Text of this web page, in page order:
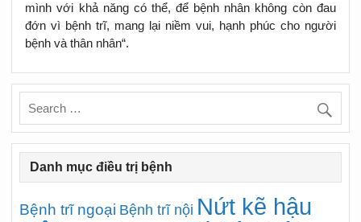
mình với khả năng có thể, để bệnh nhân không còn đau
đớn vì bệnh trĩ, mang lại niềm vui, hạnh phúc cho người
bệnh và thân nhân“.
Danh mục điều trị bệnh
Bệnh trĩ ngoại Bệnh trĩ nội Nứt kẽ hậu